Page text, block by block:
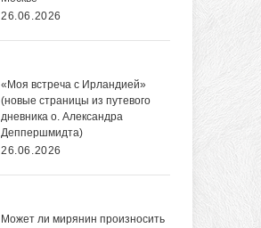
26.06.2026
«Моя встреча с Ирландией»
(новые страницы из путевого
дневника о. Александра
Деппершмидта)
26.06.2026
Может ли мирянин произносить